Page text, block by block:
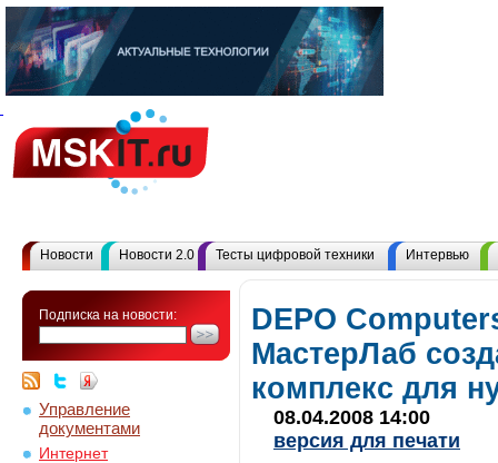
Новости Новости 2.0 Тесты цифровой техники Интервью
Подписка на новости:
Управление
документами
Интернет
DEPO
МастерЛаб
комплекс для
08.04.2008 14:00
версия для печати